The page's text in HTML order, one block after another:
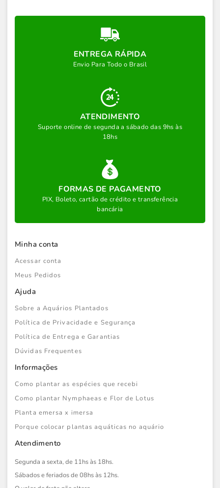
ENTREGA RÁPIDA
Envio Para Todo o Brasil
ATENDIMENTO
Suporte online de segunda a sábado das 9hs às
18hs
FORMAS DE PAGAMENTO
PIX, Boleto, cartão de crédito e transferência
bancária
Minha conta
Acessar conta
Meus Pedidos
Ajuda
Sobre a Aquários Plantados
Política de Privacidade e Segurança
Política de Entrega e Garantias
Dúvidas Frequentes
Informações
Como plantar as espécies que recebi
Como plantar Nymphaeas e Flor de Lotus
Planta emersa x imersa
Porque colocar plantas aquáticas no aquário
Atendimento
Segunda a sexta, de 11hs às 18hs.
Sábados e feriados de 08hs às 12hs.